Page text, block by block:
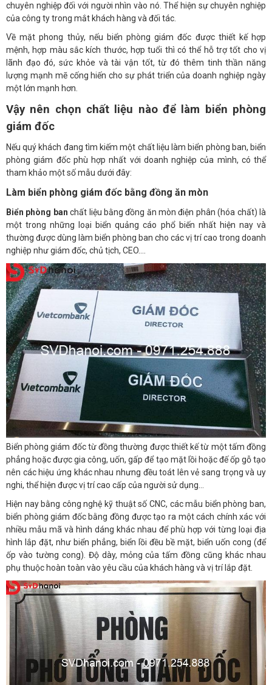
chuyên nghiệp đối với người nhìn vào nó. Thể hiện sự chuyên nghiệp
của công ty trong mắt khách hàng và đối tác.
Về mặt phong thủy, nếu biển phòng giám đốc được thiết kế hợp
mệnh, hợp màu sắc kích thước, hợp tuổi thì có thể hỗ trợ tốt cho vị
lãnh đạo đó, sức khỏe và tài vận tốt, từ đó thêm tinh thần năng
lượng mạnh mẽ cống hiến cho sự phát triển của doanh nghiệp ngày
một lớn mạnh hơn.
Vậy nên chọn chất liệu nào để làm biển phòng
giám đốc
Nếu quý khách đang tìm kiếm một chất liệu làm biển phòng ban, biển
phòng giám đốc phù hợp nhất với doanh nghiệp của mình, có thể
tham khảo một số mẫu dưới đây:
Làm biển phòng giám đốc bằng đồng ăn mòn
Biển phòng ban chất liệu bằng đồng ăn mòn điện phân (hóa chất) là
một trong những loại biển quảng cáo phổ biến nhất hiện nay và
thường được dùng làm biển phòng ban cho các vị trí cao trong doanh
nghiệp như giám đốc, chủ tịch, CEO….
Biển phòng giám đốc từ đồng thường được thiết kế từ một tấm đồng
phẳng hoặc được gia công, uốn, gấp để tạo mặt lồi hoặc đế ốp gỗ tạo
nên các hiệu ứng khác nhau nhưng đều toát lên vẻ sang trọng và uy
nghi, thể hiện được vị trí cao cấp của người sử dụng…
Hiện nay bằng công nghệ kỹ thuật số CNC, các mẫu biển phòng ban,
biển phòng giám đốc bằng đồng được tạo ra một cách chính xác với
nhiều mẫu mã và hình dáng khác nhau để phù hợp với từng loại địa
hình lắp đặt, như biển phẳng, biển lồi đều bề mặt, biển uốn cong (để
ốp vào tường cong). Độ dày, mỏng của tấm đồng cũng khác nhau
phụ thuộc hoàn toàn vào yêu cầu của khách hàng và vị trí lắp đặt.